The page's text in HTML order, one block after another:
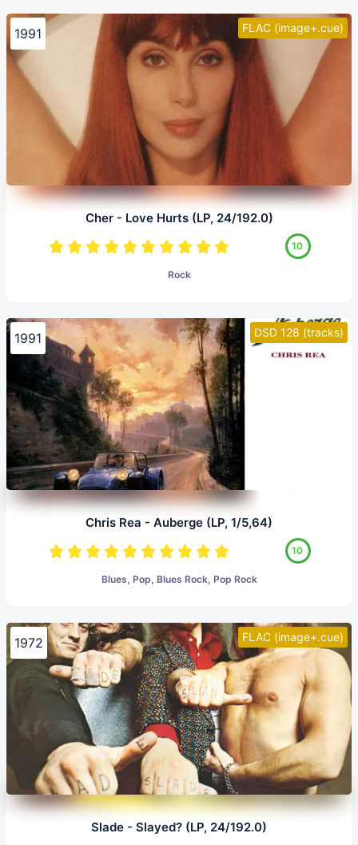
FLAC (image+.cue)
1991
Cher - Love Hurts (LP, 24/192.0)
10
Rock
DSD 128 (tracks)
1991
Chris Rea - Auberge (LP, 1/5,64)
10
Blues, Pop, Blues Rock, Pop Rock
FLAC (image+.cue)
1972
Slade - Slayed? (LP, 24/192.0)